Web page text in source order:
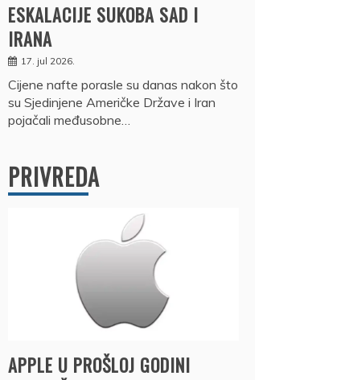
ESKALACIJE SUKOBA SAD I
IRANA
17. jul 2026.
Cijene nafte porasle su danas nakon što
su Sjedinjene Američke Države i Iran
pojačali međusobne…
PRIVREDA
APPLE U PROŠLOJ GODINI